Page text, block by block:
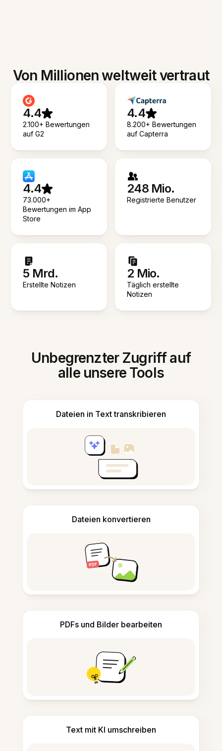
Von Millionen weltweit vertraut
4.4
2.100+ Bewertungen
auf G2
4.4
8.200+ Bewertungen
auf Capterra
4.4
73.000+
Bewertungen im App
Store
248 Mio.
Registrierte Benutzer
5 Mrd.
Erstellte Notizen
2 Mio.
Täglich erstellte
Notizen
Unbegrenzter Zugriff auf
alle unsere Tools
Dateien in Text transkribieren
Dateien konvertieren
PDFs und Bilder bearbeiten
Text mit KI umschreiben